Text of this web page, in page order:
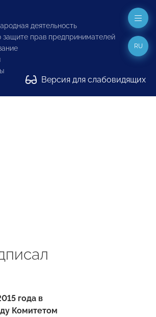
деятельность
защите прав предпринимателей
Версия для слабовидящих
RU
года в
Комитетом